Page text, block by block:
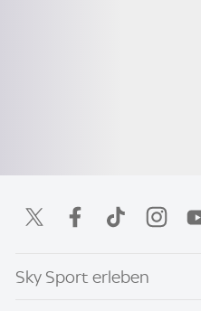
Sky Sport erleben